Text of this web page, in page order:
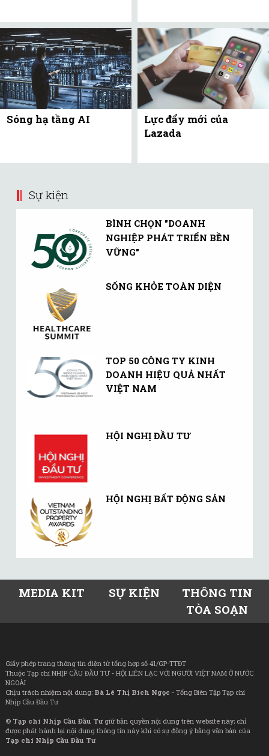
Sóng hạ tầng AI
Lực đẩy mới của
Lazada
Sự kiện
BÌNH CHỌN "DOANH
NGHIỆP PHÁT TRIỂN BỀN
VỮNG"
SỐNG KHỎE TOÀN DIỆN
TOP 50 CÔNG TY KINH
DOANH HIỆU QUẢ NHẤT
VIỆT NAM
HỘI NGHỊ ĐẦU TƯ
HỘI NGHỊ BẤT ĐỘNG SẢN
MEDIA KIT SỰ KIỆN
THÔNG TIN
TÒA SOẠN
Giấy phép trang thông tin điện tử tổng hợp số 41/GP-TTĐT
Thuộc Tạp chí NHỊP CẦU ĐẦU TƯ - HỘI LIÊN LẠC VỚI NGƯỜI VIỆT NAM Ở NƯỚC
NGOÀI
Chịu trách nhiệm nội dung: Bà Lê Thị Bích Ngọc - Tổng Biên Tập Tạp chí
Nhịp Cầu Đầu Tư
© Tạp chí Nhịp Cầu Đầu Tưgiữ bản quyền nội dung trên website này; chỉ
được phát hành lại nội dung thông tin này khi có sự đồng ý bằng văn bản của
Tạp chí Nhịp Cầu Đầu Tư